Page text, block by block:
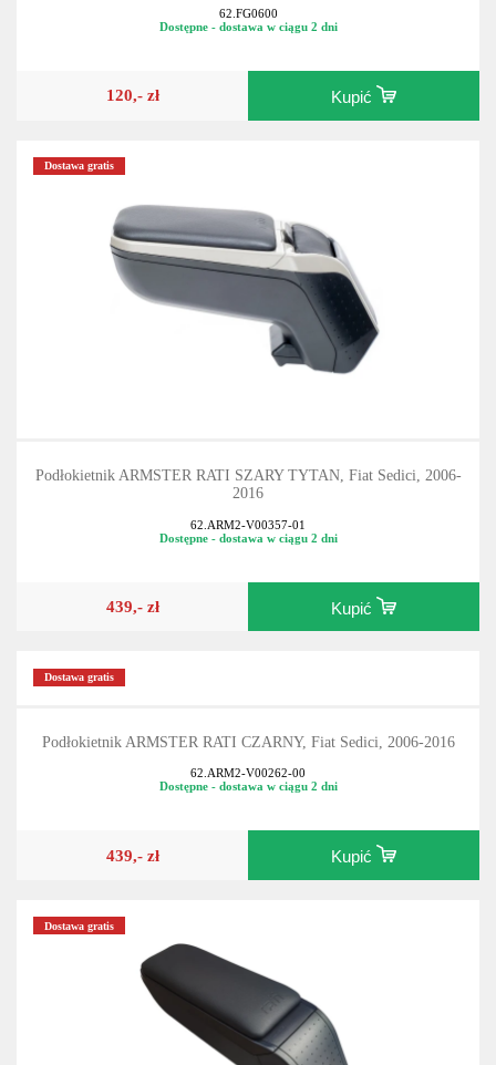
62.FG0600
Dostępne - dostawa w ciągu 2 dni
120,- zł Kupić
Dostawa gratis
Podłokietnik ARMSTER RATI SZARY TYTAN, Fiat Sedici, 2006-
2016
62.ARM2-V00357-01
Dostępne - dostawa w ciągu 2 dni
439,- zł Kupić
Dostawa gratis
Podłokietnik ARMSTER RATI CZARNY, Fiat Sedici, 2006-2016
62.ARM2-V00262-00
Dostępne - dostawa w ciągu 2 dni
439,- zł Kupić
Dostawa gratis